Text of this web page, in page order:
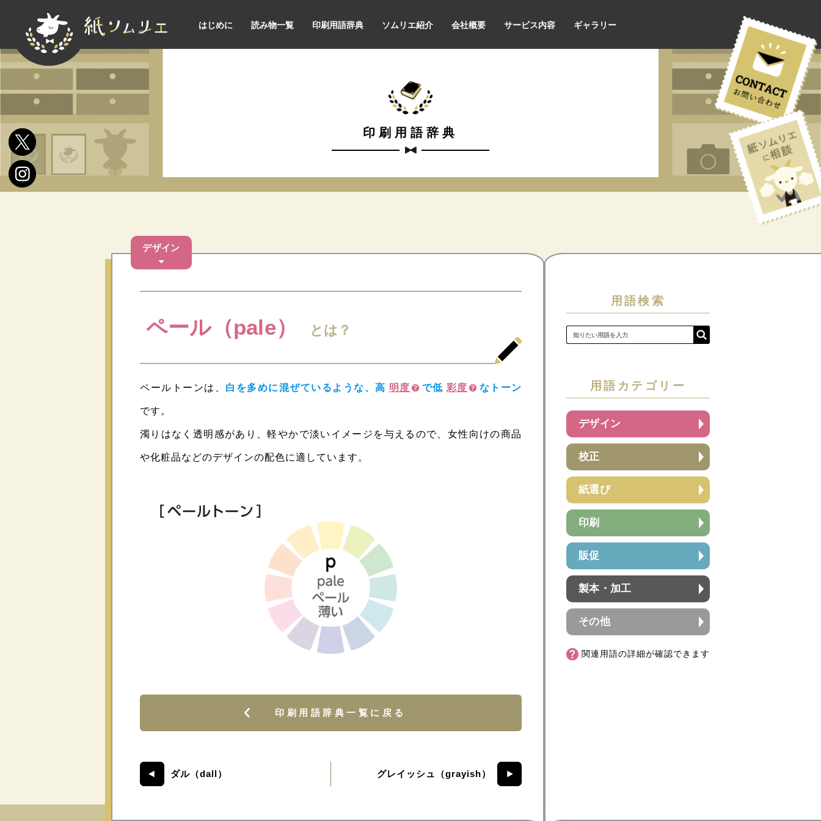
はじめに 読み物一覧 印刷用語辞典 ソムリエ紹介 会社概要 サービス内容 ギャラリー
印刷用語辞典
デザイン
ペール（pale） とは？
ペールトーンは、 白を多めに混ぜているような、高 明度 で低 彩度 なトーン
です。
濁りはなく透明感があり、軽やかで淡いイメージを与えるので、女性向けの商品
や化粧品などのデザインの配色に適しています。
印刷用語辞典一覧に戻る
ダル（dall） グレイッシュ（grayish）
用語検索
用語カテゴリー
デザイン
校正
紙選び
印刷
販促
製本・加工
その他
関連用語の詳細が確認できます